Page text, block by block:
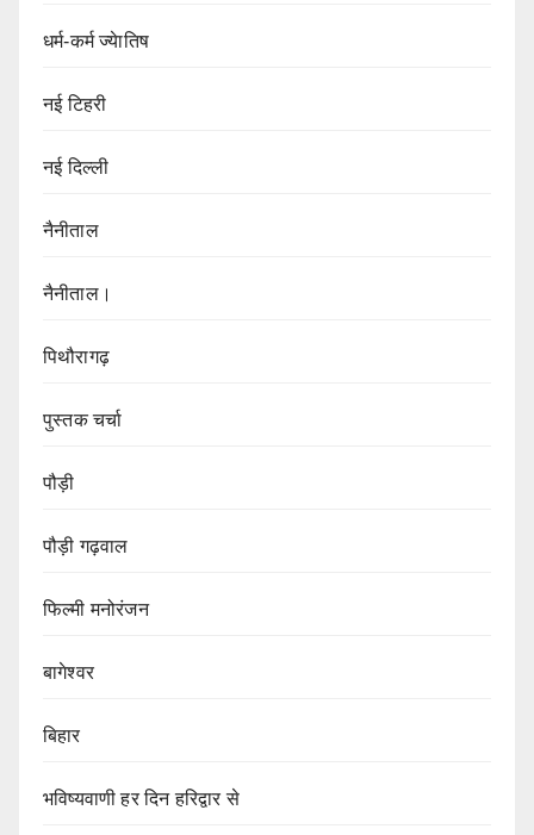
धर्म-कर्म ज्येातिष
नई टिहरी
नई दिल्ली
नैनीताल
नैनीताल।
पिथौरागढ़
पुस्तक चर्चा
पौड़ी
पौड़ी गढ़वाल
फिल्मी मनोरंजन
बागेश्वर
बिहार
भविष्यवाणी हर दिन हरिद्वार से